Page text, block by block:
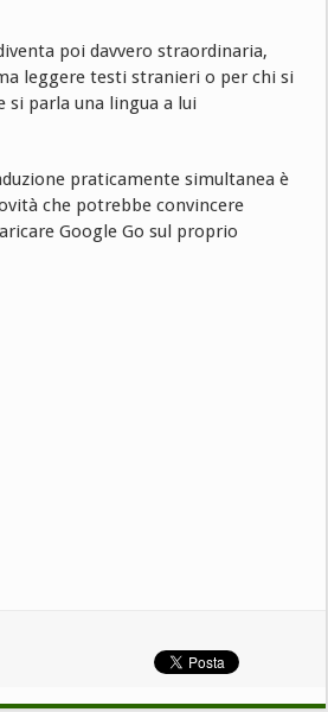
poi davvero straordinaria,
leggere testi stranieri o per chi si
si parla una lingua a lui
praticamente simultanea è
che potrebbe convincere
Google Go sul proprio